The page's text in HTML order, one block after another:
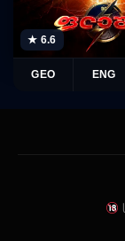
★ 6.6
GEO ENG